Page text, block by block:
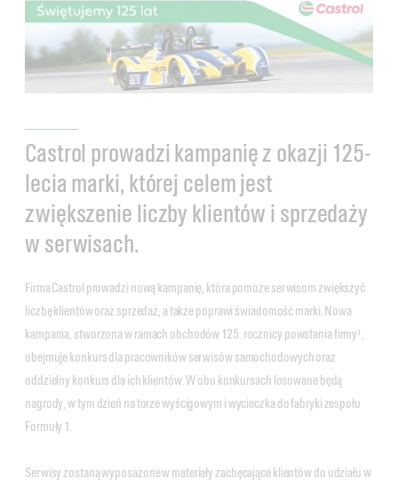
Castrol prowadzi kampanię z okazji 125-
lecia marki, której celem jest
zwiększenie liczby klientów i sprzedaży
w serwisach.
Firma Castrol prowadzi nową kampanię, która pomoże serwisom zwiększyć
liczbę klientów oraz sprzedaż, a także poprawi świadomość marki. Nowa
kampania, stworzona w ramach obchodów 125. rocznicy powstania firmy¹,
obejmuje konkurs dla pracowników serwisów samochodowych oraz
oddzielny konkurs dla ich klientów. W obu konkursach losowane będą
nagrody, w tym dzień na torze wyścigowym i wycieczka do fabryki zespołu
Formuły 1.
Serwisy zostaną wyposażone w materiały zachęcające klientów do udziału w